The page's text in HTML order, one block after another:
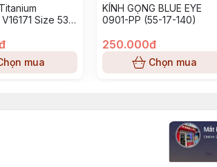
Size 53-
mua
KÍNH GỌNG BLUE EYE
0901-PP (55-17-140)
250.000đ
Chọn mua